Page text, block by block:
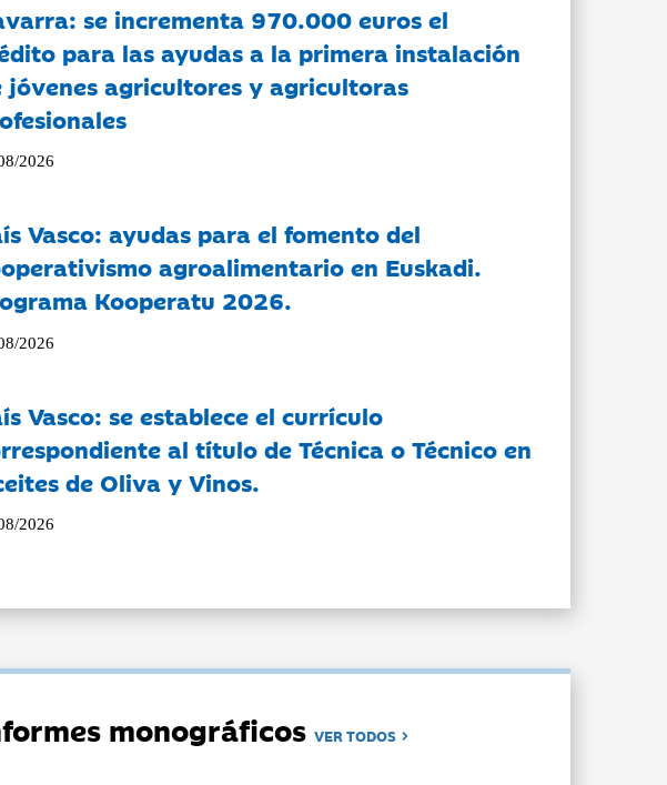
se incrementa 970.000 euros el
para las ayudas a la primera instalación
jóvenes agricultores y agricultoras
2026
Vasco: ayudas para el fomento del
agroalimentario en Euskadi.
Kooperatu 2026.
2026
Vasco: se establece el currículo
al título de Técnica o Técnico en
de Oliva y Vinos.
2026
monográficosVER TODOS